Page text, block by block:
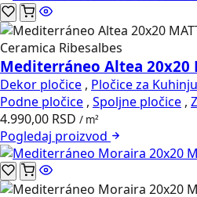
Ceramica Ribesalbes
Mediterráneo Altea 20x20
Dekor pločice , Pločice za Kuhinju
Podne pločice , Spoljne pločice ,
4.990,00 RSD / m²
Pogledaj proizvod